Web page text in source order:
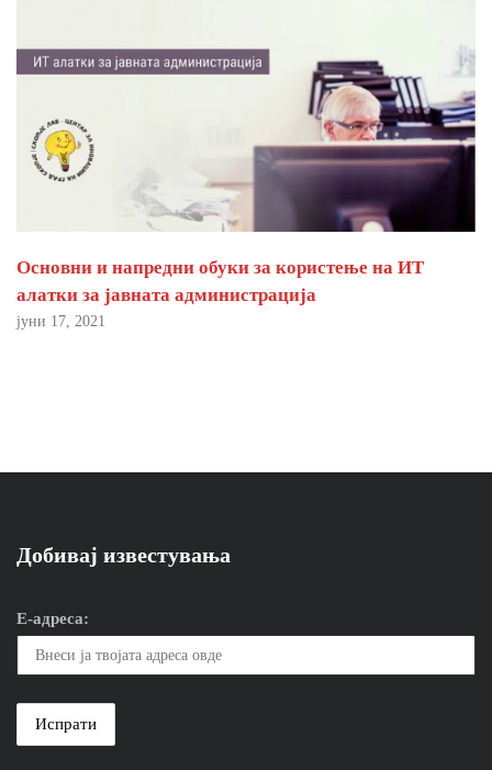
Основни и напредни обуки за користење на ИТ
алатки за јавната администрација
јуни 17, 2021
Добивај известувања
Е-адреса: